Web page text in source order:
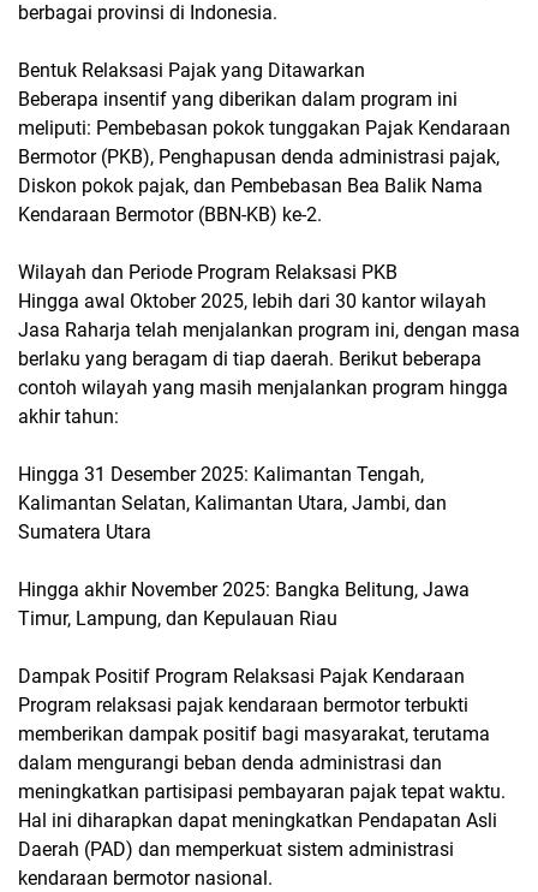
berbagai provinsi di Indonesia.
Bentuk Relaksasi Pajak yang Ditawarkan
Beberapa insentif yang diberikan dalam program ini
meliputi: Pembebasan pokok tunggakan Pajak Kendaraan
Bermotor (PKB), Penghapusan denda administrasi pajak,
Diskon pokok pajak, dan Pembebasan Bea Balik Nama
Kendaraan Bermotor (BBN-KB) ke-2.
Wilayah dan Periode Program Relaksasi PKB
Hingga awal Oktober 2025, lebih dari 30 kantor wilayah
Jasa Raharja telah menjalankan program ini, dengan masa
berlaku yang beragam di tiap daerah. Berikut beberapa
contoh wilayah yang masih menjalankan program hingga
akhir tahun:
Hingga 31 Desember 2025: Kalimantan Tengah,
Kalimantan Selatan, Kalimantan Utara, Jambi, dan
Sumatera Utara
Hingga akhir November 2025: Bangka Belitung, Jawa
Timur, Lampung, dan Kepulauan Riau
Dampak Positif Program Relaksasi Pajak Kendaraan
Program relaksasi pajak kendaraan bermotor terbukti
memberikan dampak positif bagi masyarakat, terutama
dalam mengurangi beban denda administrasi dan
meningkatkan partisipasi pembayaran pajak tepat waktu.
Hal ini diharapkan dapat meningkatkan Pendapatan Asli
Daerah (PAD) dan memperkuat sistem administrasi
kendaraan bermotor nasional.